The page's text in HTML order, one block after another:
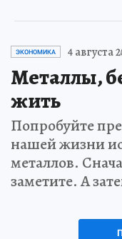
ЭКОНОМИКА 4 августа
Металлы,
жить
Попробуйте
нашей жизни
металлов.
заметите. А